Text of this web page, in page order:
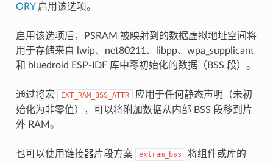
ORY启用该选项。
启用该选项后，PSRAM 被映射到的数据虚拟地址空间将
用于存储来自 lwip、net80211、libpp、wpa_supplicant
和 bluedroid ESP-IDF 库中零初始化的数据（BSS 段）。
通过将宏 EXT_RAM_BSS_ATTR
应用于任何静态声明（未初
始化为非零值），可以将附加数据从内部 BSS 段移到片
外 RAM。
也可以使用链接器片段方案 extram_bss
将组件或库的